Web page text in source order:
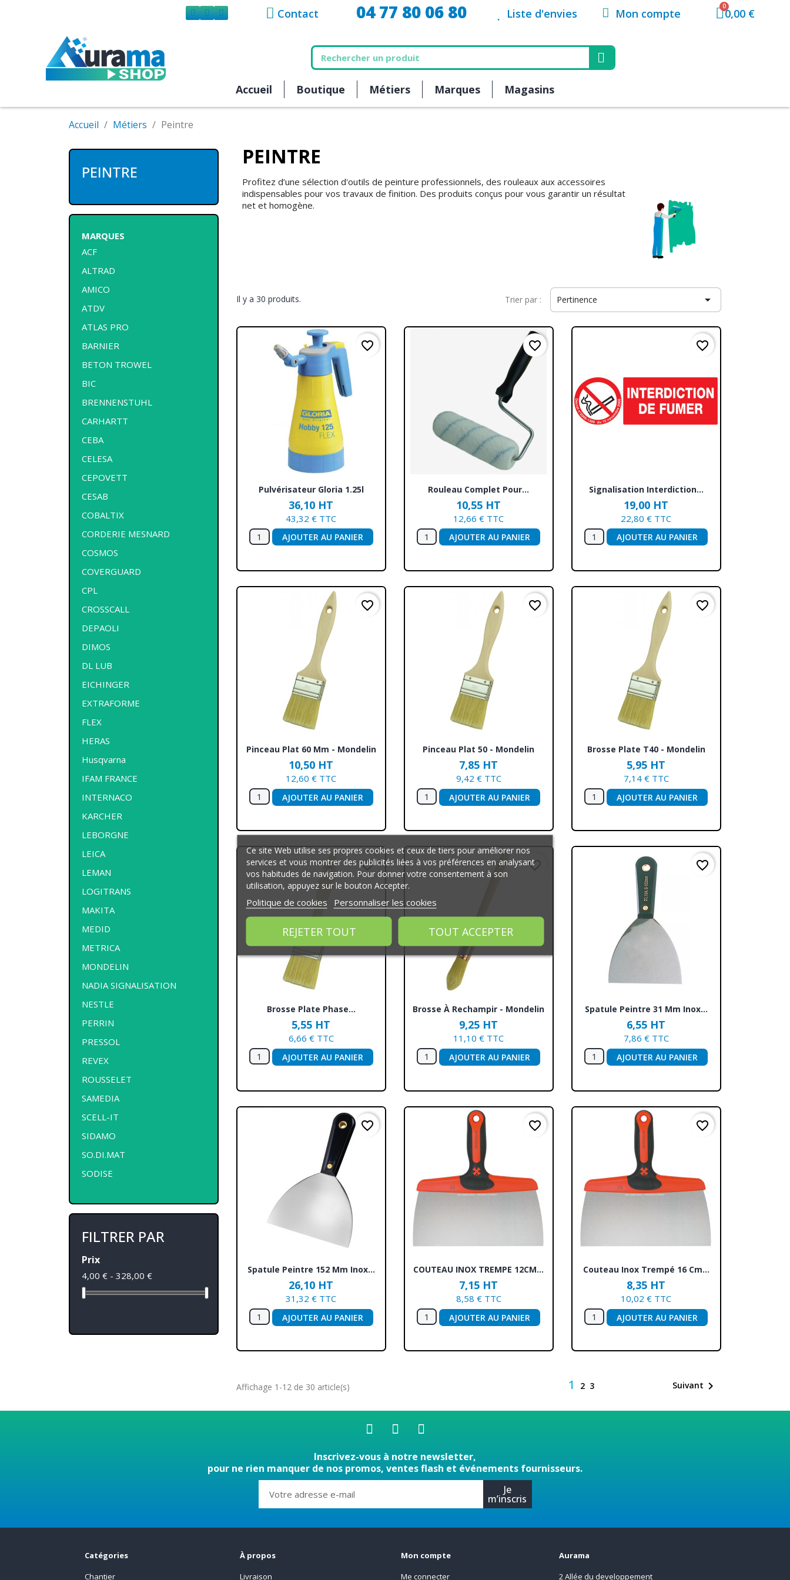
Contact 04 77 80 06 80 Liste d'envies Mon compte 0,00 €
Accueil Boutique Métiers Marques Magasins
Accueil Métiers Peintre
PEINTRE
MARQUES
ACF
ALTRAD
AMICO
ATDV
ATLAS PRO
BARNIER
BETON TROWEL
BIC
BRENNENSTUHL
CARHARTT
CEBA
CELESA
CEPOVETT
CESAB
COBALTIX
CORDERIE MESNARD
COSMOS
COVERGUARD
CPL
CROSSCALL
DEPAOLI
DIMOS
DL LUB
EICHINGER
EXTRAFORME
FLEX
HERAS
Husqvarna
IFAM FRANCE
INTERNACO
KARCHER
LEBORGNE
LEICA
LEMAN
LOGITRANS
MAKITA
MEDID
METRICA
MONDELIN
NADIA SIGNALISATION
NESTLE
PERRIN
PRESSOL
REVEX
ROUSSELET
SAMEDIA
SCELL-IT
SIDAMO
SO.DI.MAT
SODISE
FILTRER PAR
Prix
4,00 € - 328,00 €
PEINTRE
Profitez d’une sélection d'outils de peinture professionnels, des rouleaux aux accessoires
indispensables pour vos travaux de finition. Des produits conçus pour vous garantir un résultat
net et homogène.
Il y a 30 produits. Trier par : Pertinence 
Aperçu rapide
Pulvérisateur Gloria 1.25l
36,10 HT
43,32 € TTC
AJOUTER AU PANIER
favorite_border
Aperçu rapide
Rouleau Complet Pour...
10,55 HT
12,66 € TTC
AJOUTER AU PANIER
favorite_border
Aperçu rapide
Signalisation Interdiction...
19,00 HT
22,80 € TTC
AJOUTER AU PANIER
favorite_border
Aperçu rapide
Pinceau Plat 60 Mm - Mondelin
10,50 HT
12,60 € TTC
AJOUTER AU PANIER
favorite_border
Aperçu rapide
Pinceau Plat 50 - Mondelin
7,85 HT
9,42 € TTC
AJOUTER AU PANIER
favorite_border
Aperçu rapide
Brosse Plate T40 - Mondelin
5,95 HT
7,14 € TTC
AJOUTER AU PANIER
favorite_border
Aperçu rapide
Brosse Plate Phase...
5,55 HT
6,66 € TTC
AJOUTER AU PANIER
favorite_border
Aperçu rapide
Brosse À Rechampir - Mondelin
9,25 HT
11,10 € TTC
AJOUTER AU PANIER
favorite_border
Aperçu rapide
Spatule Peintre 31 Mm Inox...
6,55 HT
7,86 € TTC
AJOUTER AU PANIER
favorite_border
Aperçu rapide
Spatule Peintre 152 Mm Inox...
26,10 HT
31,32 € TTC
AJOUTER AU PANIER
favorite_border
 Aperçu rapide
COUTEAU INOX TREMPE 12CM...
7,15 HT
8,58 € TTC
AJOUTER AU PANIER
favorite_border
 Aperçu rapide
Couteau Inox Trempé 16 Cm...
8,35 HT
10,02 € TTC
AJOUTER AU PANIER
favorite_border
Affichage 1-12 de 30 article(s) 1 2 3 Suivant 
Inscrivez-vous à notre newsletter,
pour ne rien manquer de nos promos, ventes flash et événements fournisseurs.
Je
m’inscris
Catégories
Chantier
À propos
Livraison
Mon compte
Me connecter
Aurama
2 Allée du developpement
Ce site Web utilise ses propres cookies et ceux de tiers pour améliorer nos
services et vous montrer des publicités liées à vos préférences en analysant
vos habitudes de navigation. Pour donner votre consentement à son
utilisation, appuyez sur le bouton Accepter.
Politique de cookies Personnaliser les cookies
REJETER TOUT TOUT ACCEPTER